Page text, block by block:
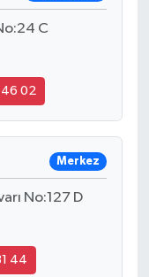
C
02
Merkez
No:127 D
44